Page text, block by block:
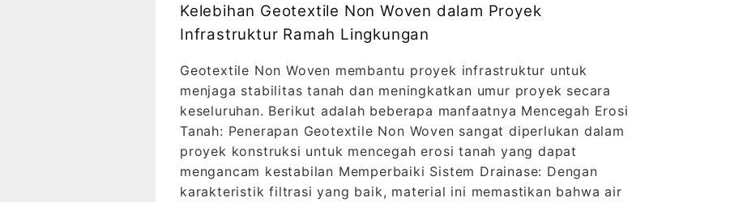
Kelebihan Geotextile Non Woven dalam Proyek
Infrastruktur Ramah Lingkungan
Geotextile Non Woven membantu proyek infrastruktur untuk
menjaga stabilitas tanah dan meningkatkan umur proyek secara
keseluruhan. Berikut adalah beberapa manfaatnya Mencegah Erosi
Tanah: Penerapan Geotextile Non Woven sangat diperlukan dalam
proyek konstruksi untuk mencegah erosi tanah yang dapat
mengancam kestabilan Memperbaiki Sistem Drainase: Dengan
karakteristik filtrasi yang baik, material ini memastikan bahwa air